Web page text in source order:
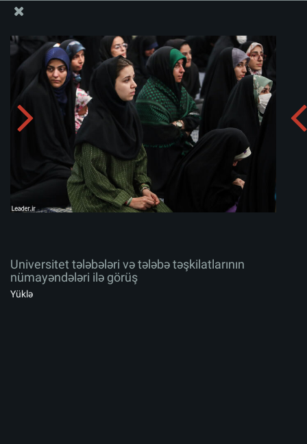
Universitet tələbələri və tələbə təşkilatlarının
nümayəndələri ilə görüş
Albomu yüklə:
Universitet tələbələri və tələbə təşkilatlarının
nümayəndələri ilə görüş
Yüklə